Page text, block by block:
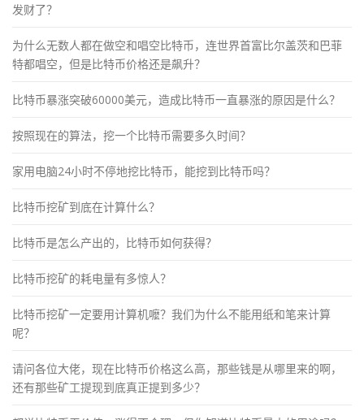
发财了？
为什么无数人都在做空和唱空比特币，连世界首富比尔盖茨和巴菲
特都唱空，但是比特币价格还是飙升？
比特币暴涨突破60000美元，造成比特币一直暴涨的原因是什么？
按照现在的算法，挖一个比特币需要多久时间？
家用电脑24小时不停地挖比特币，能挖到比特币吗？
比特币挖矿到底在计算什么？
比特币是怎么产出的，比特币如何获得？
比特币挖矿的耗电量有多惊人？
比特币挖矿一定要用计算机嚒？我们为什么不能用纸和笔来计算
呢？
请问各位大佬，现在比特币价格这么高，那些钱是从哪里来的啊，
还有那些矿工提现到底真正提到多少？